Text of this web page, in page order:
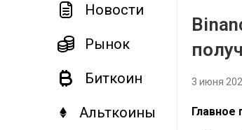
Новости
Рынок
Биткоин
Альткоины
3 июня
Главное